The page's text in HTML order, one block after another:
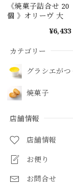
カテゴリー
グラシエが
焼菓子
店舗情報
店舗情報
お便り
お問合せ
《焼菓子詰合せ 20
個 》オリーヴ 大
¥6,433